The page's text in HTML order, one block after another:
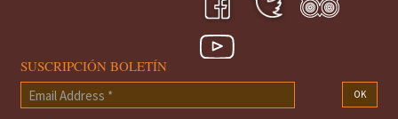
SUSCRIPCIÓN BOLETÍN
Email
Address
OK